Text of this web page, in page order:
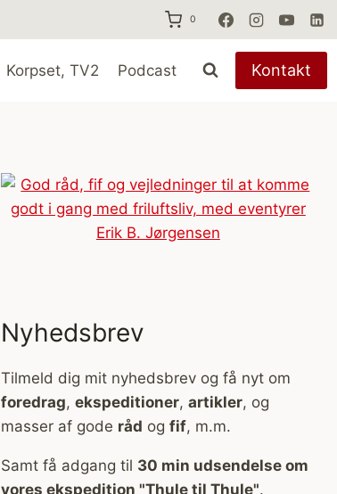
0
Korpset, TV2 Podcast Kontakt
Nyhedsbrev
Tilmeld dig mit nyhedsbrev og få nyt om
foredrag, ekspeditioner, artikler, og
masser af gode råd og fif, m.m.
Samt få adgang til 30 min udsendelse om
vores ekspedition "Thule til Thule".